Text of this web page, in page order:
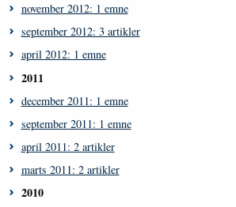
november 2012: 1 emne
september 2012: 3 artikler
april 2012: 1 emne
2011
december 2011: 1 emne
september 2011: 1 emne
april 2011: 2 artikler
marts 2011: 2 artikler
2010